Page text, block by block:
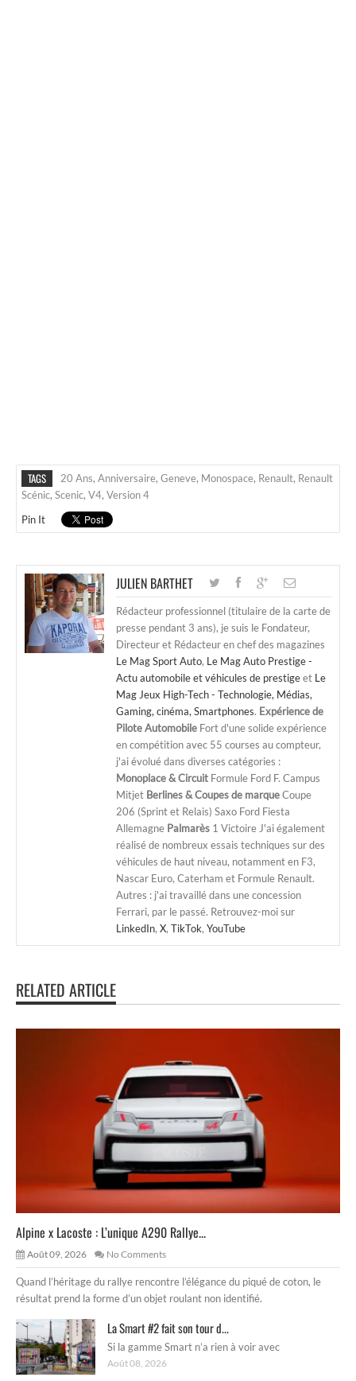
TAGS 20 Ans, Anniversaire, Geneve, Monospace, Renault, Renault
Scénic, Scenic, V4, Version 4
Pin It
JULIEN BARTHET
Rédacteur professionnel (titulaire de la carte de
presse pendant 3 ans), je suis le Fondateur,
Directeur et Rédacteur en chef des magazines
Le Mag Sport Auto, Le Mag Auto Prestige -
Actu automobile et véhicules de prestigeet Le
Mag Jeux High-Tech - Technologie, Médias,
Gaming, cinéma, Smartphones. Expérience de
Pilote Automobile Fort d'une solide expérience
en compétition avec 55 courses au compteur,
j'ai évolué dans diverses catégories :
Monoplace & Circuit Formule Ford F. Campus
Mitjet Berlines & Coupes de marqueCoupe
206 (Sprint et Relais) Saxo Ford Fiesta
Allemagne Palmarès 1 Victoire J'ai également
réalisé de nombreux essais techniques sur des
véhicules de haut niveau, notamment en F3,
Nascar Euro, Caterham et Formule Renault.
Autres : j'ai travaillé dans une concession
Ferrari, par le passé. Retrouvez-moi sur
LinkedIn, X, TikTok, YouTube
RELATED ARTICLE
Alpine x Lacoste : L’unique A290 Rallye...
Août 09, 2026 No Comments
Quand l’héritage du rallye rencontre l’élégance du piqué de coton, le
résultat prend la forme d’un objet roulant non identifié.
La Smart #2 fait son tour d...
Si la gamme Smart n’a rien à voir avec
Août 08, 2026